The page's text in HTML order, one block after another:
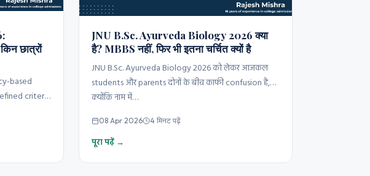
छात्रों
based
criteria
JNU B.Sc. Ayurveda Biology 2026 क्या
है? MBBS नहीं, फिर भी इतना चर्चित क्यों है
JNU B.Sc. Ayurveda Biology 2026 को लेकर आजकल
students और parents दोनों के बीच काफी confusion है,
क्योंकि नाम में…
08 Apr 2026 4 मिनट पढ़ें
पूरा पढ़ें →